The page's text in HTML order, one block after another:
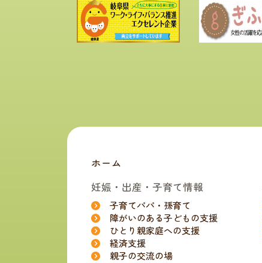
ホーム
妊娠・出産・子育て情報
子育てパパ・孫育て
障がいのある子どもの支援
ひとり親家庭への支援
経済支援
親子の交流の場